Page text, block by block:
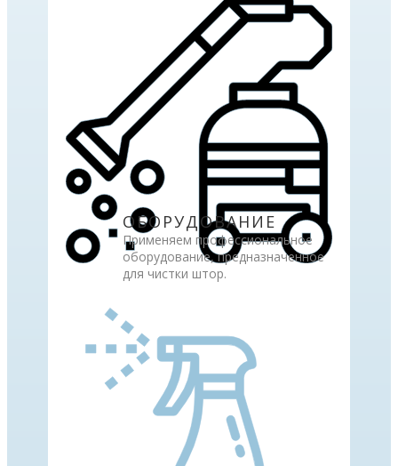
ОБОРУДОВАНИЕ
Применяем профессиональное
оборудование, предназначенное
для чистки штор.